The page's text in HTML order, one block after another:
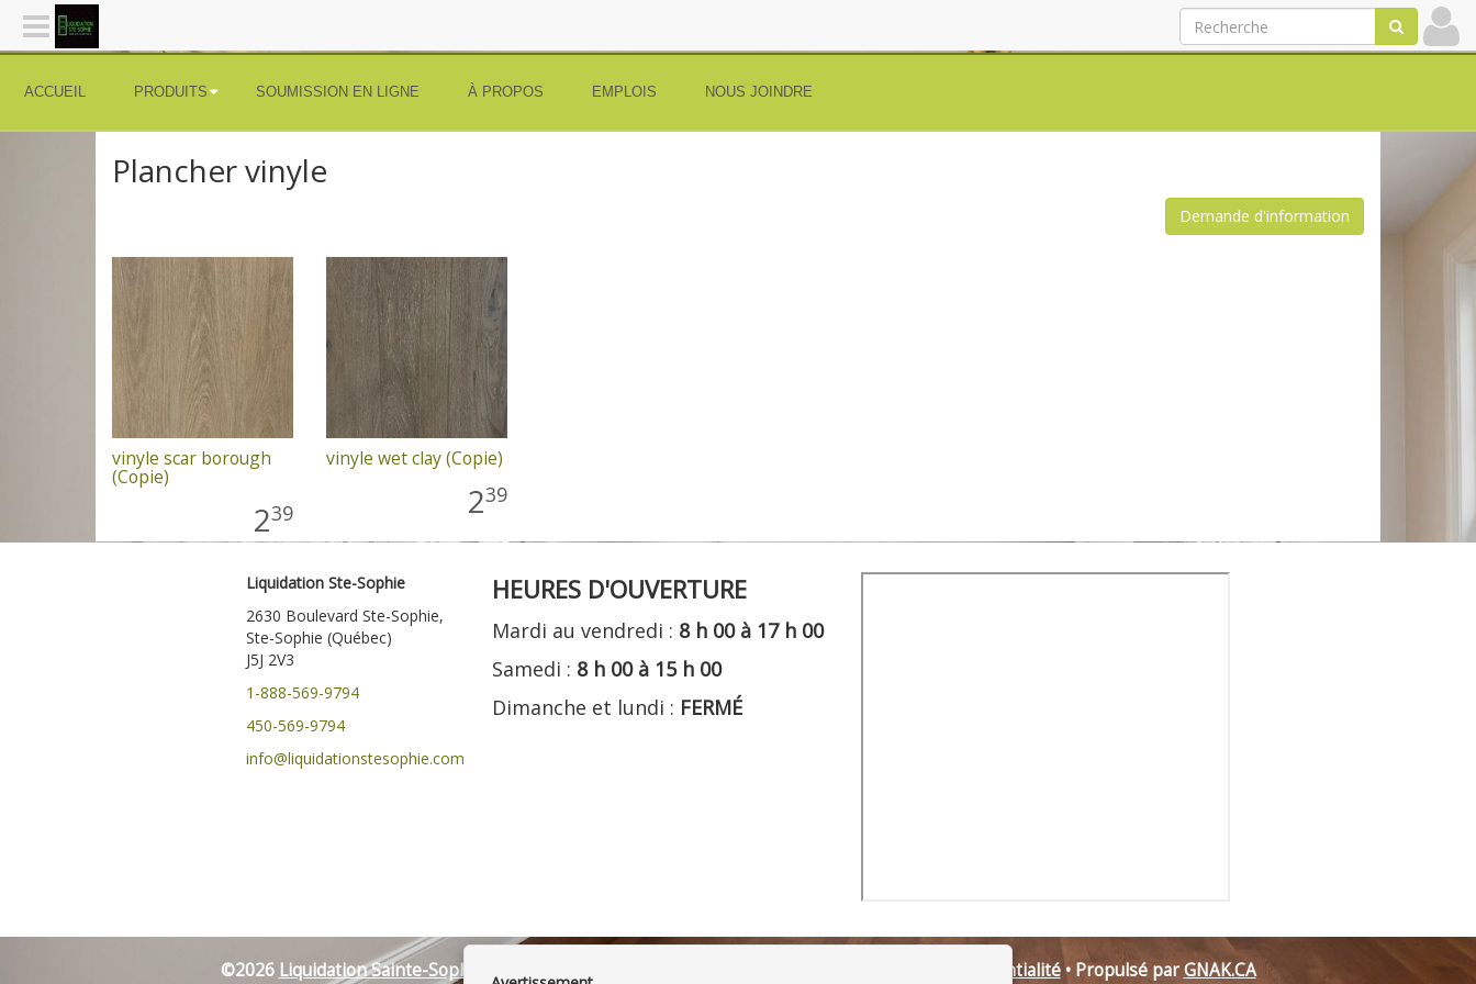
ACCUEIL PRODUITS SOUMISSION EN LIGNE À PROPOS EMPLOIS NOUS JOINDRE
Plancher vinyle
Demande d'information
vinyle scar borough
(Copie)
239
vinyle wet clay (Copie)
239
Liquidation Ste-Sophie
2630 Boulevard Ste-Sophie,
Ste-Sophie (Québec)
J5J 2V3
1-888-569-9794
450-569-9794
info@liquidationstesophie.com
HEURES D'OUVERTURE
Mardi au vendredi : 8 h 00 à 17 h 00
Samedi : 8 h 00 à 15 h 00
Dimanche et lundi : FERMÉ
©2026 Liquidation Sainte-Sophie Politique de confidentialité• Propulsé parGNAK.CA